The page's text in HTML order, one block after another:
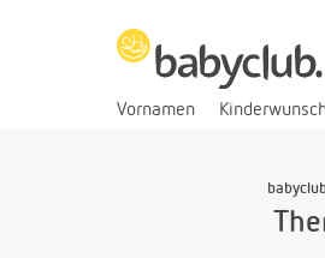
Vornamen